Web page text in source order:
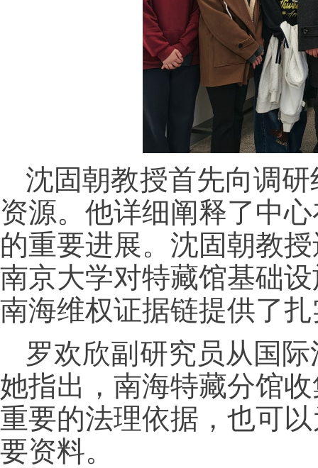
沈固朝教授首先向调
资源。他详细阐释了中
的重要进展。沈固朝教
南京大学对特藏馆基础
南海维权证据链提供了
罗欢欣副研究员从国
她指出，南海特藏分馆
重要的法理依据，也可
要资料。